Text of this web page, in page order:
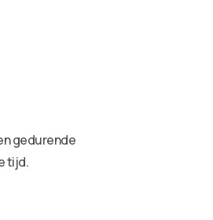
gedurende
tijd.